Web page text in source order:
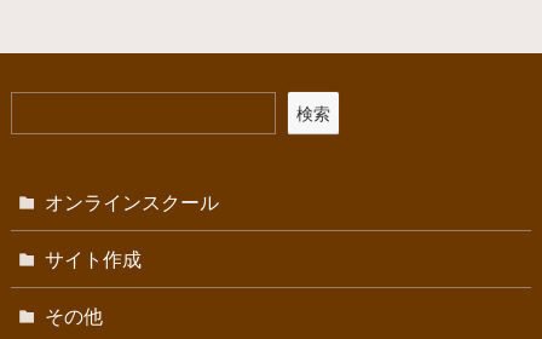
検索
オンラインスクール
サイト作成
その他